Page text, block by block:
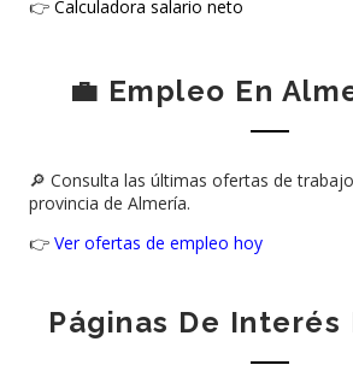
👉 Calculadora salario neto
💼 Empleo En
🔎 Consulta las últimas ofertas de
provincia de Almería.
👉 Ver ofertas de empleo hoy
Páginas De Interés